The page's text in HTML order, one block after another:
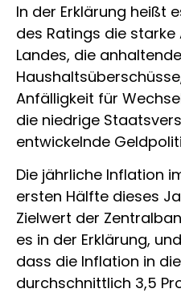
In der Erklärung heißt
des Ratings die starke
Landes, die
Anfälligkeit für
die niedrige
entwickelnde
Die jährliche Inflation
ersten Hälfte dieses
Zielwert der
es in der Erklärung,
dass die Inflation in
durchschnittlich 3,5